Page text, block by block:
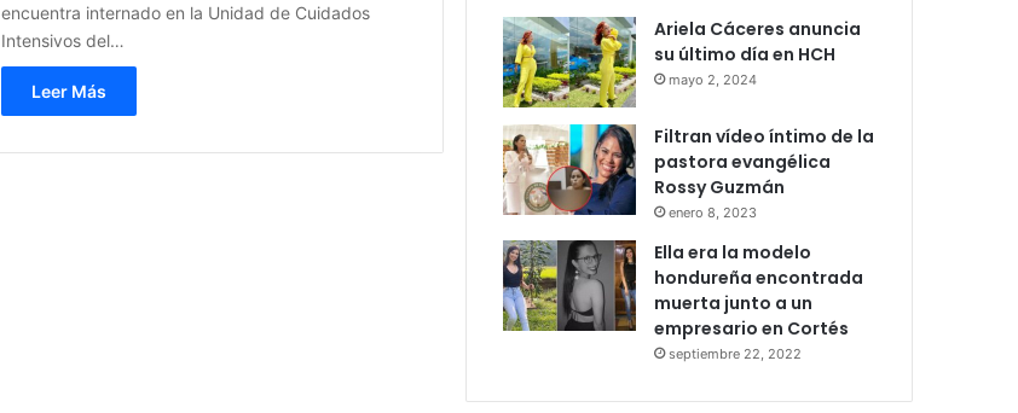
encuentra internado en la Unidad de Cuidados
Intensivos del…
Leer Más
Ariela Cáceres anuncia
su último día en HCH
mayo 2, 2024
Filtran vídeo íntimo de la
pastora evangélica
Rossy Guzmán
enero 8, 2023
Ella era la modelo
hondureña encontrada
muerta junto a un
empresario en Cortés
septiembre 22, 2022